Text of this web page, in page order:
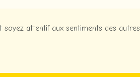
soyez attentif aux sentiments des